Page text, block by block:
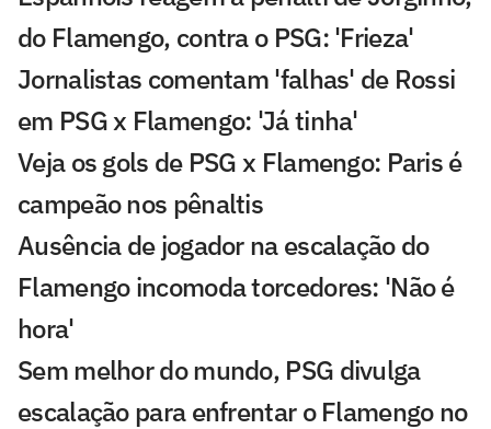
do Flamengo, contra o PSG: 'Frieza'
Jornalistas comentam 'falhas' de Rossi
em PSG x Flamengo: 'Já tinha'
Veja os gols de PSG x Flamengo: Paris é
campeão nos pênaltis
Ausência de jogador na escalação do
Flamengo incomoda torcedores: 'Não é
hora'
Sem melhor do mundo, PSG divulga
escalação para enfrentar o Flamengo no